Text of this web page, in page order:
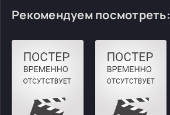
Рекомендуем посмотреть: